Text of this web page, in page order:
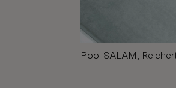
Pool SALAM,